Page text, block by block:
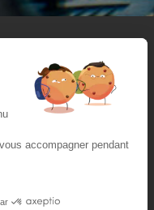
et moi
sommes-nous ?
- ateliers de l'opticien
accompagner pendant